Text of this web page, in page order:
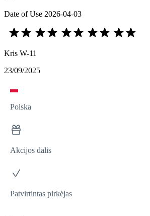
Date of Use 2026-04-03
Kris W-11
23/09/2025
Polska
Akcijos dalis
Patvirtintas pirkėjas